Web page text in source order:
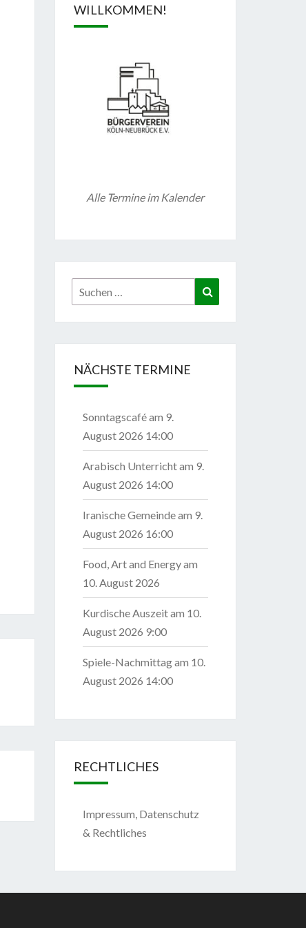
WILLKOMMEN!
Alle Termine im Kalender
Suchen
nach:
NÄCHSTE TERMINE
Sonntagscaféam 9.
August 2026 14:00
Arabisch Unterrichtam 9.
August 2026 14:00
Iranische Gemeindeam 9.
August 2026 16:00
Food, Art and Energyam
10. August 2026
Kurdische Auszeitam 10.
August 2026 9:00
Spiele-Nachmittagam 10.
August 2026 14:00
RECHTLICHES
Impressum, Datenschutz
& Rechtliches